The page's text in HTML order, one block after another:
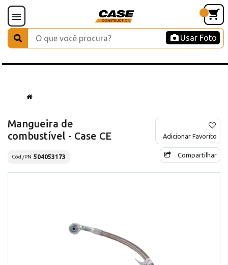
Usar Foto
Mangueira de
combustível - Case CE
Cód./PN 504053173
Adicionar Favorito
Compartilhar